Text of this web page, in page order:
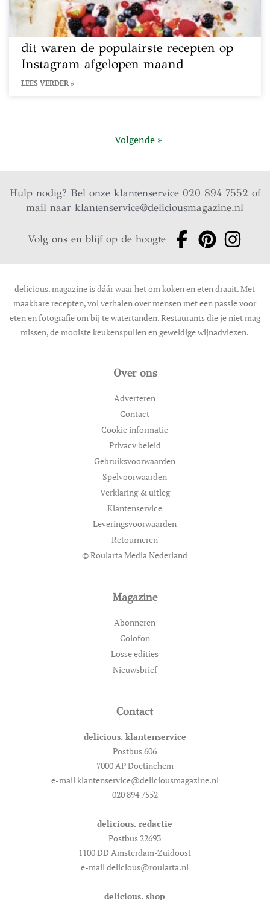
dit waren de populairste recepten op
Instagram afgelopen maand
LEES VERDER »
Volgende »
Hulp nodig? Bel onze klantenservice 020 894 7552 of
mail naarklantenservice@deliciousmagazine.nl
Volg ons en blijf op de hoogte
delicious. magazine is dáár waar het om koken en eten draait. Met
maakbare recepten, vol verhalen over mensen met een passie voor
eten en fotografie om bij te watertanden. Restaurants die je niet mag
missen, de mooiste keukenspullen en geweldige wijnadviezen.
Over ons
Adverteren
Contact
Cookie informatie
Privacy beleid
Gebruiksvoorwaarden
Spelvoorwaarden
Verklaring & uitleg
Klantenservice
Leveringsvoorwaarden
Retourneren
© Roularta Media Nederland
Magazine
Abonneren
Colofon
Losse edities
Nieuwsbrief
Contact
delicious. klantenservice
Postbus 606
7000 AP Doetinchem
e-mail klantenservice@deliciousmagazine.nl
020 894 7552
delicious. redactie
Postbus 22693
1100 DD Amsterdam-Zuidoost
e-mail delicious@roularta.nl
delicious. shop